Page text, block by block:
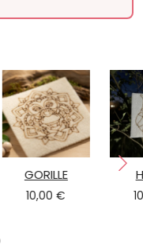
GORILLE
10,00 €